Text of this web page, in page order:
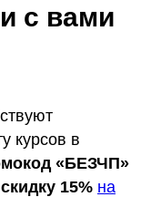
с вами
курсов в
«БЕЗЧП»
15% на